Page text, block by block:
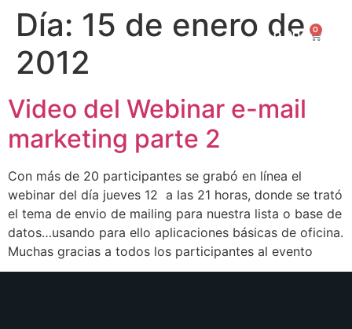
0,00€ 0
Día: 15 de enero de
2012
Video del Webinar e-mail
marketing parte 2
Con más de 20 participantes se grabó en línea el
webinar del día jueves 12 a las 21 horas, donde se trató
el tema de envio de mailing para nuestra lista o base de
datos…usando para ello aplicaciones básicas de oficina.
Muchas gracias a todos los participantes al evento